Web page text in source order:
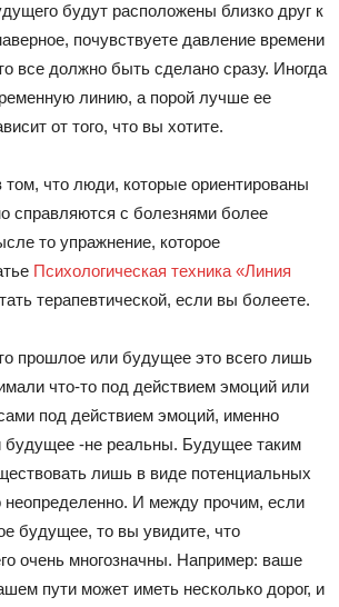
будут расположены близко друг к
почувствуете давление времени
все должно быть сделано сразу. Иногда
линию, а порой лучше ее
от того, что вы хотите.
что люди, которые ориентированы
справляются с болезнями более
то упражнение, которое
Психологическая техника «Линия
терапевтической, если вы болеете.
прошлое или будущее это всего лишь
что-то под действием эмоций или
под действием эмоций, именно
будущее -не реальны. Будущее таким
лишь в виде потенциальных
неопределенно. И между прочим, если
будущее, то вы увидите, что
очень многозначны. Например: ваше
пути может иметь несколько дорог, и